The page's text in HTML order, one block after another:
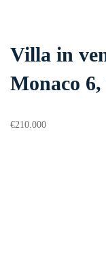
Villa in
Monaco 6,
€210.000